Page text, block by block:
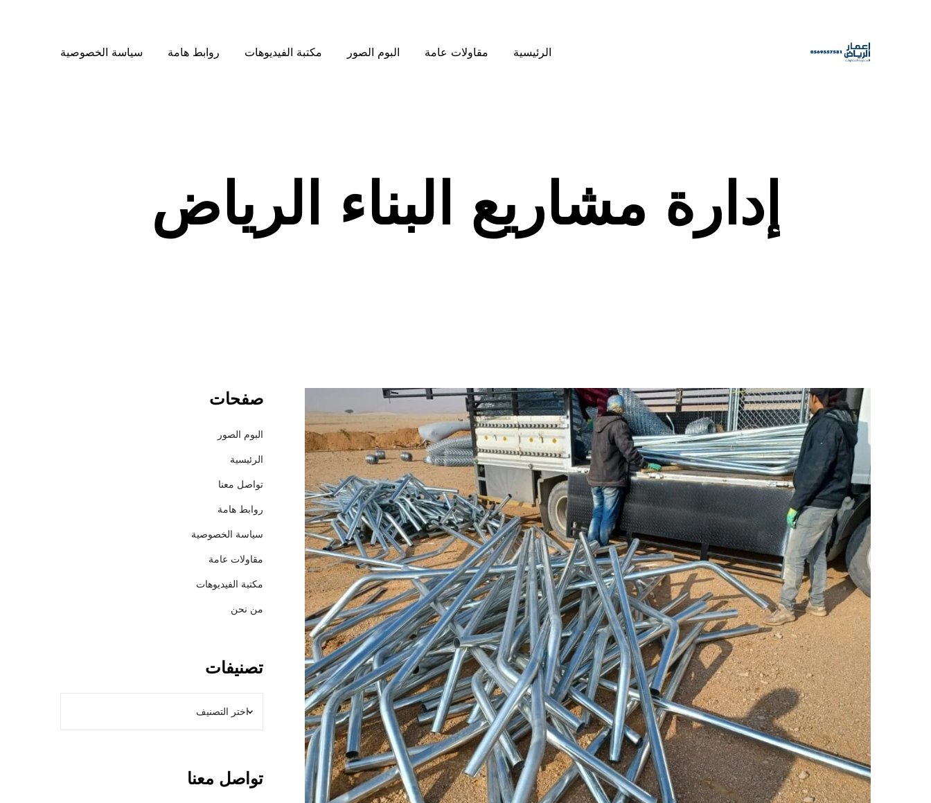
الرئيسية مقاولات عامة البوم الصور مكتبة الفيديوهات روابط هامة سياسة الخصوصية
إدارة مشاريع البناء الرياض
ر
ك
ة
إ
ع
م
ا
ر
ل
ل
م
ق
ا
و
ل
ا
ت
ب
ا
ل
ر
ي
ا
ض
صفحات
البوم الصور
الرئيسية
تواصل معنا
روابط هامة
سياسة الخصوصية
مقاولات عامة
مكتبة الفيديوهات
من نحن
تصنيفات
تواصل معنا